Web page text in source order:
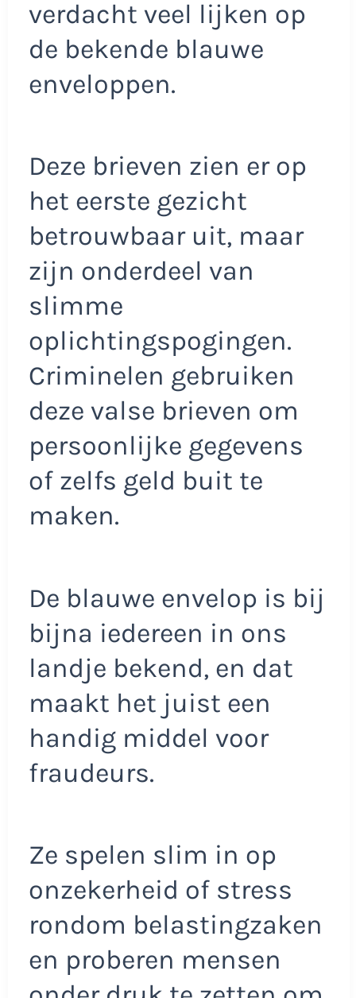
verdacht veel lijken op
de bekende blauwe
enveloppen.
Deze brieven zien er op
het eerste gezicht
betrouwbaar uit, maar
zijn onderdeel van
slimme
oplichtingspogingen.
Criminelen gebruiken
deze valse brieven om
persoonlijke gegevens
of zelfs geld buit te
maken.
De blauwe envelop is bij
bijna iedereen in ons
landje bekend, en dat
maakt het juist een
handig middel voor
fraudeurs.
Ze spelen slim in op
onzekerheid of stress
rondom belastingzaken
en proberen mensen